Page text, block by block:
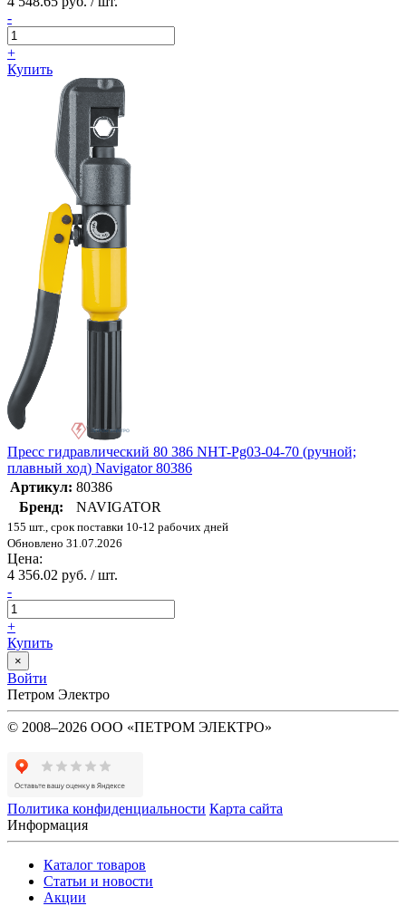
-
+
Купить
Пресс гидравлический 80 386 NHT-Pg03-04-70 (ручной;
плавный ход) Navigator 80386
Артикул: 80386
Бренд:
NAVIGATOR
155 шт., срок поставки 10-12 рабочих дней
Обновлено 31.07.2026
Цена:
4 356.02 руб. / шт.
-
+
Купить
×
Войти
Петром Электро
© 2008–2026 ООО «ПЕТРОМ ЭЛЕКТРО»
Политика конфиденциальности Карта сайта
Информация
Каталог товаров
Статьи и новости
Акции